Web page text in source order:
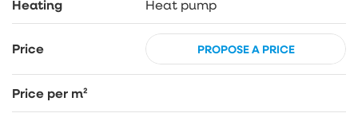
Heating Heat pump
Price PROPOSE A PRICE
Price per m²